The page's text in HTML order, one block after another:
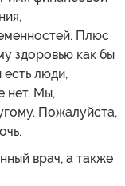
Плюс
здоровью как бы
люди,
нет. Мы,
Пожалуйста,
врач, а также